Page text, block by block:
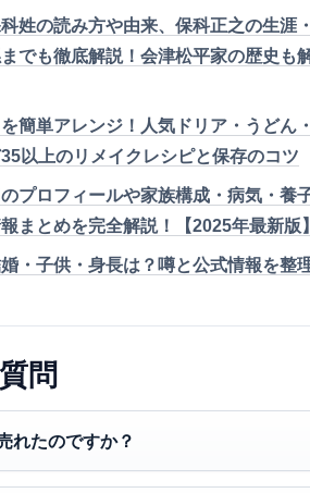
科姓の読み方や由来、保科正之の生涯
でも徹底解説！会津松平家の歴史も
簡単アレンジ！人気ドリア・うどん
以上のリメイクレシピと保存のコツ
プロフィールや家族構成・病気・養
まとめを完全解説！【2025年最新版
・子供・身長は？噂と公式情報を整
問
れたのですか？